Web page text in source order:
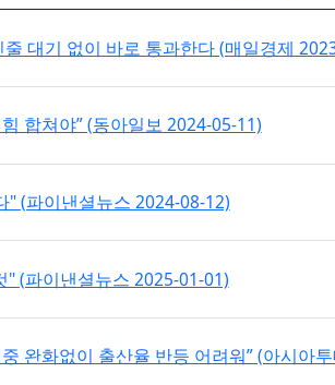
대기 없이 바로 통과한다 (매일경제
합쳐야” (동아일보 2024-05-11)
" (파이낸셜뉴스 2024-08-12)
" (파이낸셜뉴스 2025-01-01)
완화없이 출산율 반등 어려워” (아시아